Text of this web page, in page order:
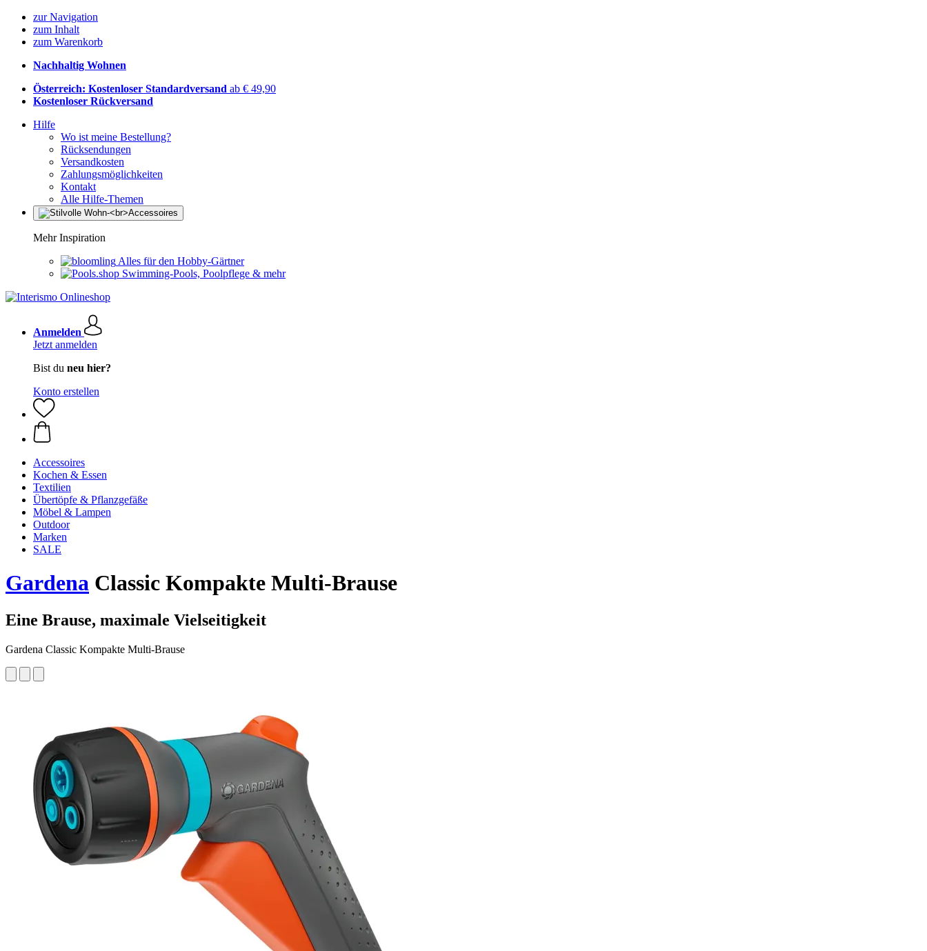
zur Navigation
zum Inhalt
zum Warenkorb
Nachhaltig Wohnen
Österreich: Kostenloser Standardversand ab € 49,90
Kostenloser Rückversand
Hilfe
Wo ist meine Bestellung?
Rücksendungen
Versandkosten
Zahlungsmöglichkeiten
Kontakt
Alle Hilfe-Themen
Mehr Inspiration
Alles für den Hobby-Gärtner
Swimming-Pools, Poolpflege & mehr
Anmelden
Jetzt anmelden
Bist du neu hier?
Konto erstellen
Accessoires
Kochen & Essen
Textilien
Übertöpfe & Pflanzgefäße
Möbel & Lampen
Outdoor
Marken
SALE
Gardena Classic Kompakte Multi-Brause
Eine Brause, maximale Vielseitigkeit
Gardena Classic Kompakte Multi-Brause